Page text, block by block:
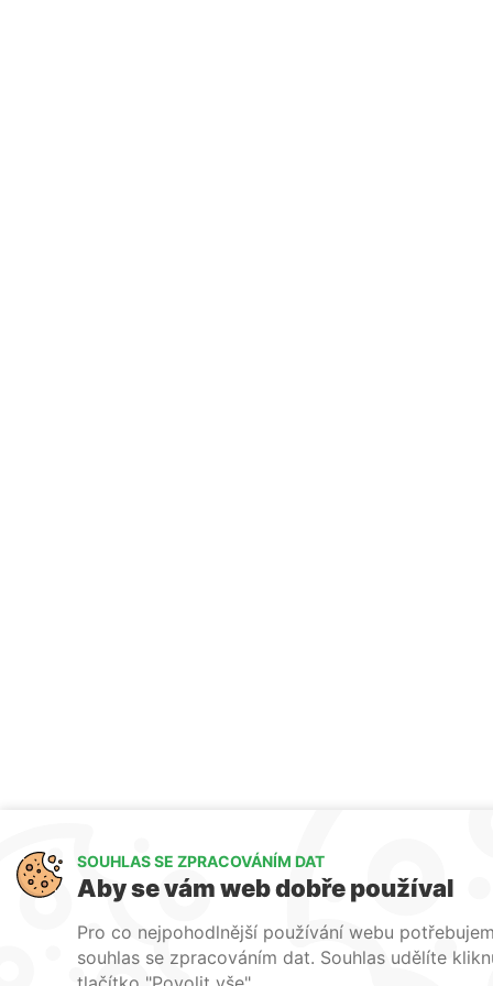
SOUHLAS SE ZPRACOVÁNÍM DAT
Aby se vám web dobře používal
Pro co nejpohodlnější používání webu
souhlas se zpracováním dat. Souhlas udělíte